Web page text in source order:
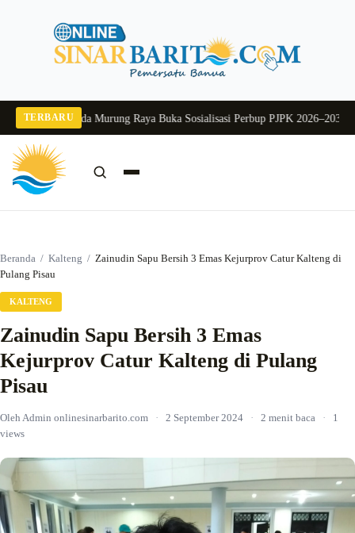
TERBARU
Pj Sekda Murung Raya Buka Sosialisasi Perbup PJPK 2026–2030
Beranda / Kalteng / Zainudin Sapu Bersih 3 Emas Kejurprov Catur Kalteng di
Pulang Pisau
KALTENG
Zainudin Sapu Bersih 3 Emas
Kejurprov Catur Kalteng di Pulang
Pisau
Oleh Admin onlinesinarbarito.com · 2 September 2024 · 2 menit baca ·
1
views